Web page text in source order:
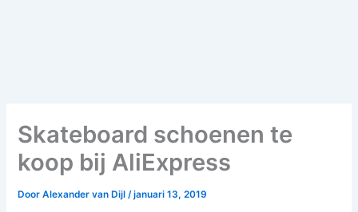
Skateboard schoenen te
koop bij AliExpress
DoorAlexander van Dijl/januari 13, 2019